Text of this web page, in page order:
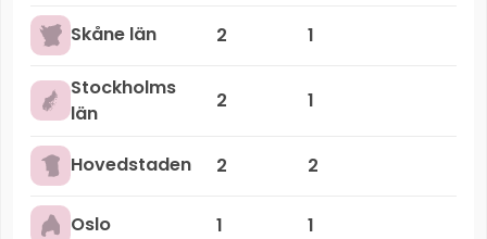
Skåne län 2 1
Stockholms
län
2 1
Hovedstaden 2 2
Oslo 1 1